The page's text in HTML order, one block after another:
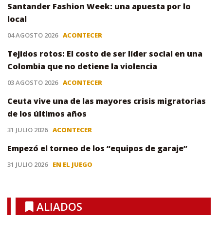
Santander Fashion Week: una apuesta por lo
local
04 AGOSTO 2026 ACONTECER
Tejidos rotos: El costo de ser líder social en una
Colombia que no detiene la violencia
03 AGOSTO 2026 ACONTECER
Ceuta vive una de las mayores crisis migratorias
de los últimos años
31 JULIO 2026 ACONTECER
Empezó el torneo de los “equipos de garaje”
31 JULIO 2026 EN EL JUEGO
ALIADOS